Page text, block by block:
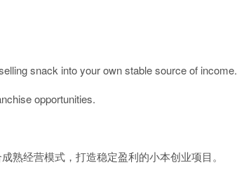
snack into your own stable source of income.
opportunities.
熟经营模式，打造稳定盈利的小本创业项目。